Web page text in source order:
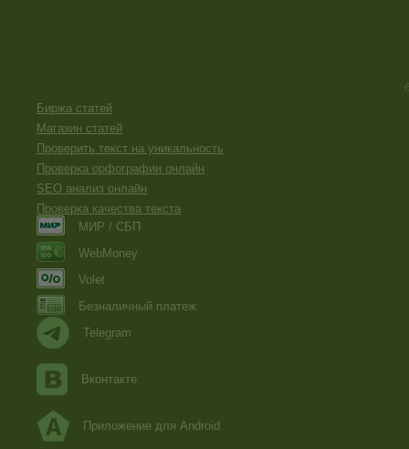
Биржа статей
Магазин статей
Проверить текст на уникальность
Проверка орфографии онлайн
SEO анализ онлайн
Проверка качества текста
МИР / СБП
WebMoney
Volet
Безналичный платеж
Telegram
Вконтакте
Приложение для Android